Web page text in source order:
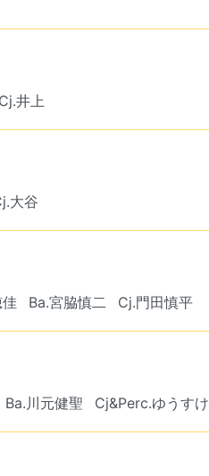
Cj.井上
大谷
Ba.宮脇慎二 Cj.門田慎平
Ba.川元健聖 Cj&Perc.ゆうすけ